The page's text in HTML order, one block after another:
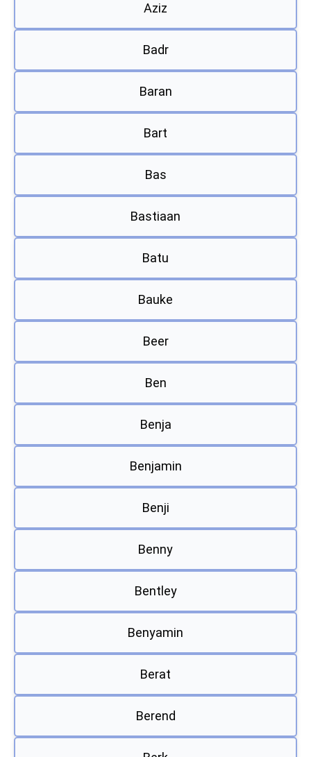
Aziz
Badr
Baran
Bart
Bas
Bastiaan
Batu
Bauke
Beer
Ben
Benja
Benjamin
Benji
Benny
Bentley
Benyamin
Berat
Berend